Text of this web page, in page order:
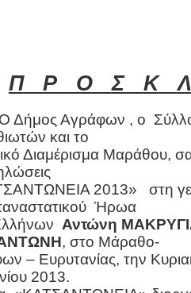
Π Ρ Ο Σ Κ Λ
Ο Δήμος Αγράφων , ο
και το
Διαμέρισμα Μαράθου,
2013»
στη
Ήρωα
Αντώνη
, στο Μάραθο-
– Ευρυτανίας, την
2013.